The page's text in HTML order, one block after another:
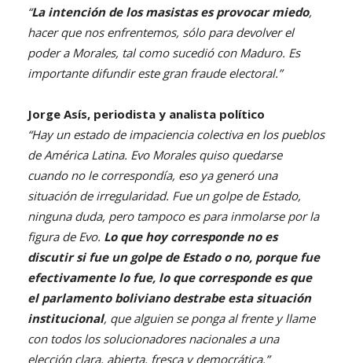
“La intención de los masistas es provocar miedo,
hacer que nos enfrentemos, sólo para devolver el
poder a Morales, tal como sucedió con Maduro. Es
importante difundir este gran fraude electoral.”
Jorge Asís, periodista y analista político
“Hay un estado de impaciencia colectiva en los pueblos
de América Latina. Evo Morales quiso quedarse
cuando no le correspondía, eso ya generó una
situación de irregularidad. Fue un golpe de Estado,
ninguna duda, pero tampoco es para inmolarse por la
figura de Evo. Lo que hoy corresponde no es
discutir si fue un golpe de Estado o no, porque fue
efectivamente lo fue, lo que corresponde es que
el parlamento boliviano destrabe esta situación
institucional, que alguien se ponga al frente y llame
con todos los solucionadores nacionales a una
elección clara, abierta, fresca y democrática.”